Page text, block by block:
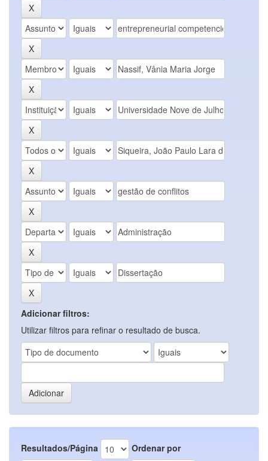
Adicionar filtros:
Utilizar filtros para refinar o resultado de busca.
Resultados/Página Ordenar por